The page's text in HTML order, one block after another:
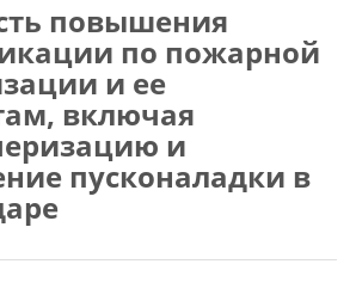
повышения
по пожарной
и ее
включая
и
пусконаладки в